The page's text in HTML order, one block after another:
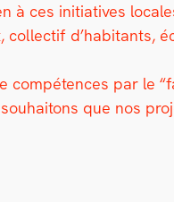
à ces ini­tia­tives
col­lec­tif
com­pé­tences par le
que nos